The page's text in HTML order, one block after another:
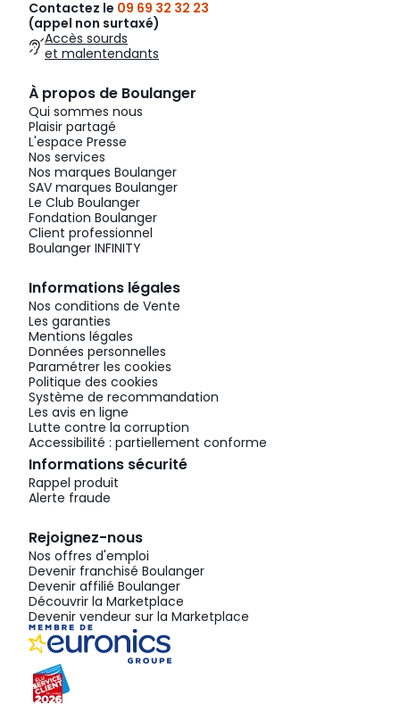
Contactez le 09 69 32 32 23
(appel non surtaxé)
Accès sourds
et malentendants
À propos de Boulanger
Qui sommes nous
Plaisir partagé
L'espace Presse
Nos services
Nos marques Boulanger
SAV marques Boulanger
Le Club Boulanger
Fondation Boulanger
Client professionnel
Boulanger INFINITY
Informations légales
Nos conditions de Vente
Les garanties
Mentions légales
Données personnelles
Paramétrer les cookies
Politique des cookies
Système de recommandation
Les avis en ligne
Lutte contre la corruption
Accessibilité : partiellement conforme
Informations sécurité
Rappel produit
Alerte fraude
Rejoignez-nous
Nos offres d'emploi
Devenir franchisé Boulanger
Devenir affilié Boulanger
Découvrir la Marketplace
Devenir vendeur sur la Marketplace